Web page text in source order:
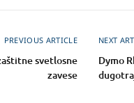
PREVIOUS ARTICLE
svetlosne
zavese
NEXT
Dymo